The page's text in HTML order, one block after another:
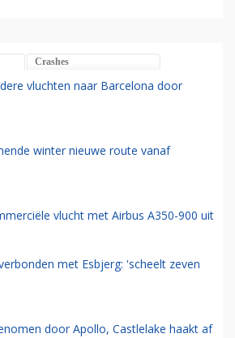
Crashes
vluchten naar Barcelona door
winter nieuwe route vanaf
vlucht met Airbus A350-900 uit
met Esbjerg: 'scheelt zeven
door Apollo, Castlelake haakt af